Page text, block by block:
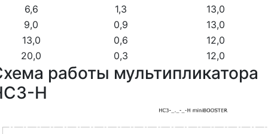
6,6
1,3
13,0
9,0
0,9
13,0
13,0
0,6
12,0
20,0
0,3 12,0
работы мультипликатора
H